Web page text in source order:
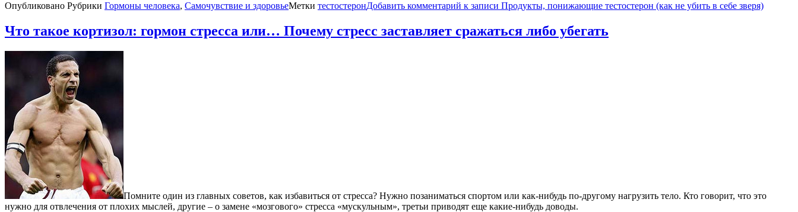
Опубликовано Рубрики Гормоны человека, Самочувствие и здоровьеМетки тестостеронДобавить комментарий к записи Продукты, понижающие тестостерон (как не убить в себе зверя)
Что такое кортизол: гормон стресса или… Почему стресс заставляет сражаться либо убегать
Помните один из главных советов, как избавиться от стресса? Нужно позаниматься спортом или как-нибудь по-другому нагрузить тело. Кто говорит, что это
нужно для отвлечения от плохих мыслей, другие – о замене «мозгового» стресса «мускульным», третьи приводят еще какие-нибудь доводы.